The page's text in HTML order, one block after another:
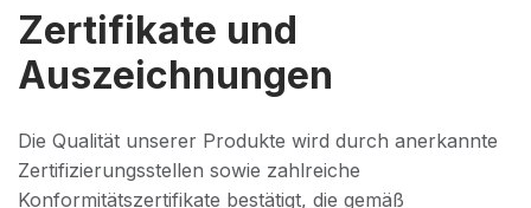
Zertifikate und
Auszeichnungen
Die Qualität unserer Produkte wird durch anerkannte
Zertifizierungsstellen sowie zahlreiche
Konformitätszertifikate bestätigt, die gemäß